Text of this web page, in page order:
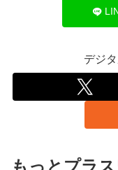
デジ
もっとプラ